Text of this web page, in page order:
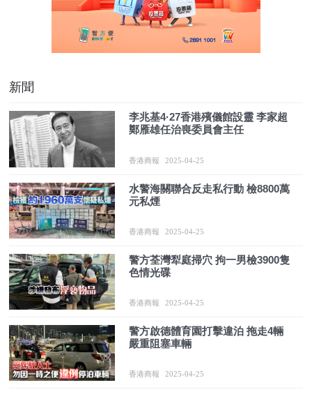
新聞
李兆基4·27香港殯儀館設靈 李家超
鄭雁雄任治喪委員會主任
香港商報 2025-04-25
水警海關聯合反走私行動 檢8800萬
元私煙
香港商報 2025-04-25
警方荃灣犁庭掃穴 拘一男檢3900隻
色情光碟
香港商報 2025-04-25
警方啟德體育園打擊違泊 拖走4輛
嚴重阻塞車輛
香港商報 2025-04-25